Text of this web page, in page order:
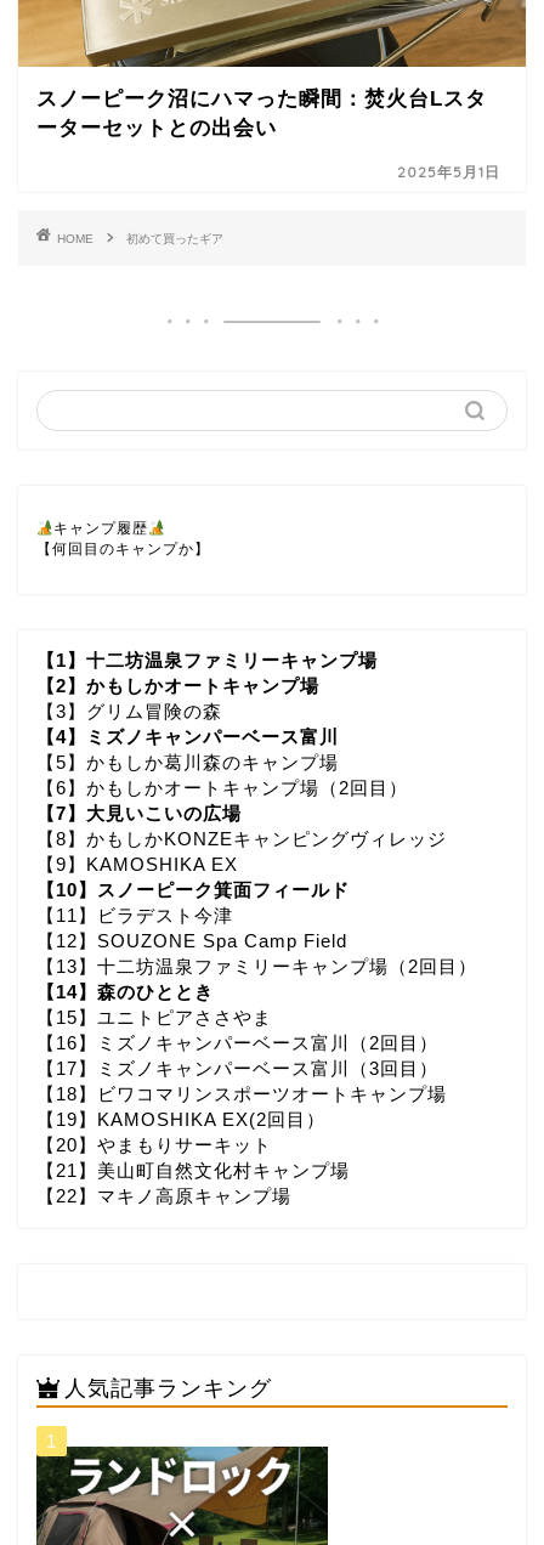
スノーピーク沼にハマった瞬間：焚火台Lスタ
ーターセットとの出会い
2025年5月1日
HOME 初めて買ったギア
キャンプ履歴
【何回目のキャンプか】
【1】十二坊温泉ファミリーキャンプ場
【2】かもしかオートキャンプ場
【3】グリム冒険の森
【4】ミズノキャンパーベース富川
【5】かもしか葛川森のキャンプ場
【6】かもしかオートキャンプ場（2回目）
【7】大見いこいの広場
【8】かもしかKONZEキャンピングヴィレッジ
【9】KAMOSHIKA EX
【10】スノーピーク箕面フィールド
【11】ビラデスト今津
【12】SOUZONE Spa Camp Field
【13】十二坊温泉ファミリーキャンプ場（2回目）
【14】森のひととき
【15】ユニトピアささやま
【16】ミズノキャンパーベース富川（2回目）
【17】ミズノキャンパーベース富川（3回目）
【18】ビワコマリンスポーツオートキャンプ場
【19】KAMOSHIKA EX(2回目）
【20】やまもりサーキット
【21】美山町自然文化村キャンプ場
【22】マキノ高原キャンプ場
人気記事ランキング